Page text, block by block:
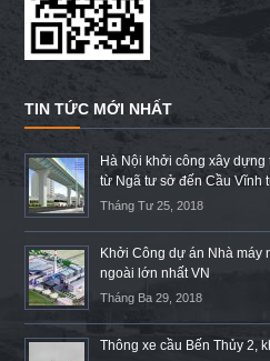
TIN TỨC MỚI NHẤT
Hà Nội khởi công xây
từ Ngã tư sở đến Cầu Vĩnh
Tháng Tư 25, 2018
Khởi Công dự án Nhà
ngoài lớn nhất VN
Tháng Ba 29, 2018
Thông xe cầu Bến Thủy 2,